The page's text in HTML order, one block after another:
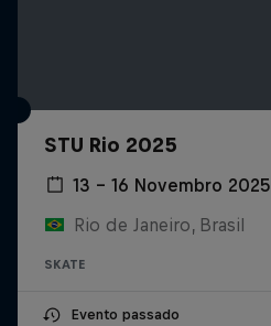
STU Rio 2025
13 – 16 Novembro 2025
Rio de Janeiro, Brasil
SKATE
Evento passado